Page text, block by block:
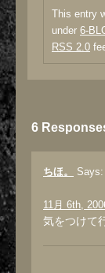
This entry
under 6-
RSS 2.0
6
ちほ。 Says:
11月 6th,
気をつけて